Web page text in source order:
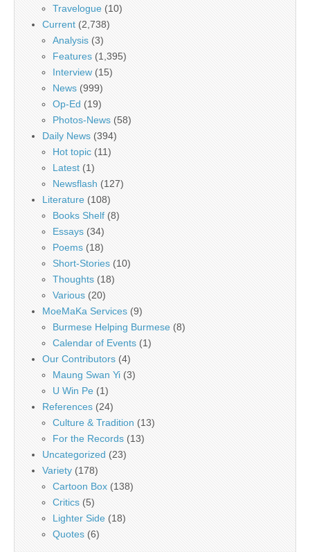
Travelogue (10)
Current (2,738)
Analysis (3)
Features (1,395)
Interview (15)
News (999)
Op-Ed (19)
Photos-News (58)
Daily News (394)
Hot topic (11)
Latest (1)
Newsflash (127)
Literature (108)
Books Shelf (8)
Essays (34)
Poems (18)
Short-Stories (10)
Thoughts (18)
Various (20)
MoeMaKa Services (9)
Burmese Helping Burmese (8)
Calendar of Events (1)
Our Contributors (4)
Maung Swan Yi (3)
U Win Pe (1)
References (24)
Culture & Tradition (13)
For the Records (13)
Uncategorized (23)
Variety (178)
Cartoon Box (138)
Critics (5)
Lighter Side (18)
Quotes (6)